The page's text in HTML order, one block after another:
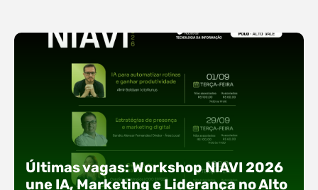
Últimas vagas: Workshop NIAVI 2026
une IA, Marketing e Liderança no Alto